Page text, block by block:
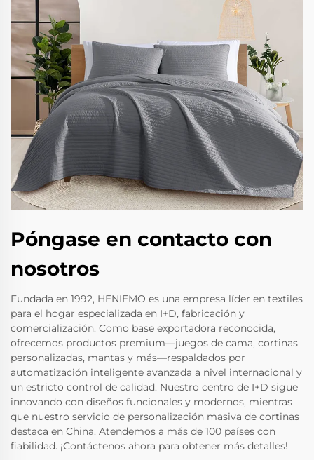
Póngase en contacto con
nosotros
Fundada en 1992, HENIEMO es una empresa líder en textiles
para el hogar especializada en I+D, fabricación y
comercialización. Como base exportadora reconocida,
ofrecemos productos premium—juegos de cama, cortinas
personalizadas, mantas y más—respaldados por
automatización inteligente avanzada a nivel internacional y
un estricto control de calidad. Nuestro centro de I+D sigue
innovando con diseños funcionales y modernos, mientras
que nuestro servicio de personalización masiva de cortinas
destaca en China. Atendemos a más de 100 países con
fiabilidad. ¡Contáctenos ahora para obtener más detalles!